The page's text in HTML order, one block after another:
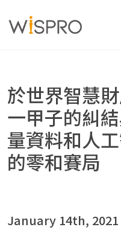
解決方案
資源
於世界智慧
一甲子的糾
量資料和人
的零和賽局
January 14th,